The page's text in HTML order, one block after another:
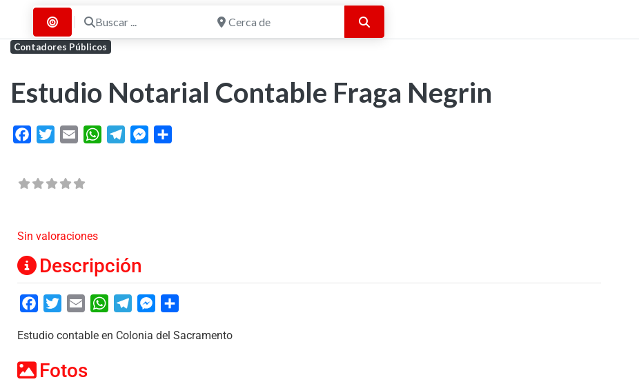
Buscar por Distancia
Buscar ... Cerca de
Contadores Públicos
Estudio Notarial Contable Fraga Negrin
FacebookTwitterEmail WhatsAppTelegramMessenger
Sin valoraciones
Descripción
FacebookTwitterEmail WhatsAppTelegramMessenger
Estudio contable en Colonia del Sacramento
Fotos